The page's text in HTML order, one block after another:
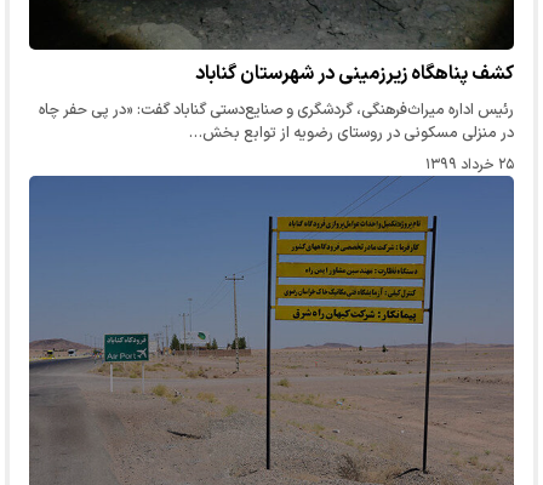
کشف پناهگاه زیرزمینی در شهرستان گناباد
رئیس اداره میراث‌فرهنگی، گردشگری و صنایع‌دستی گناباد گفت: «در پی حفر چاه
در منزلی مسکونی در روستای رضویه از توابع بخش…
۲۵ خرداد ۱۳۹۹